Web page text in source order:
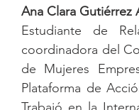
Ana Clara Gutiérrez
Estudiante de
coordinadora del
de Mujeres
Plataforma de